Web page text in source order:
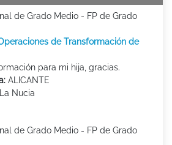
de Grado Medio - FP de Grado
de Transformación de
para mi hija, gracias.
ALICANTE
La Nucia
de Grado Medio - FP de Grado